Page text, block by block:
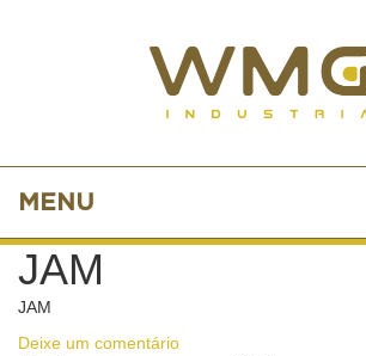
MENU
JAM
JAM
Deixe um comentário